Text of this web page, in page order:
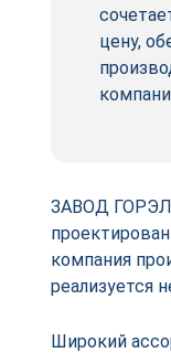
цену,
ЗАВОД
компания
реализуется
Широкий